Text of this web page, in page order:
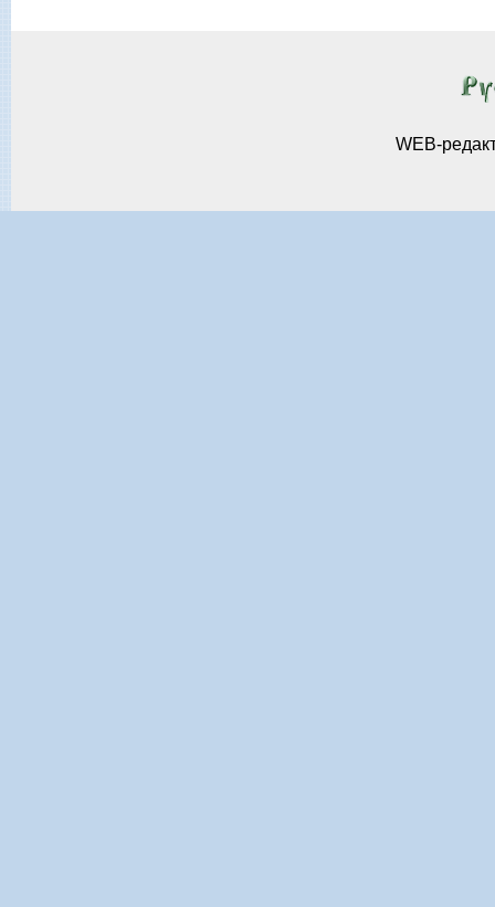
WEB-